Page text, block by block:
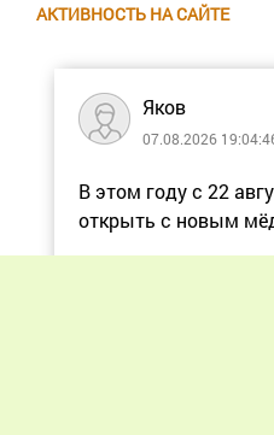
АКТИВНОСТЬ НА САЙТЕ
Яков
07.08.2026
В этом году с 22
открыть с новым